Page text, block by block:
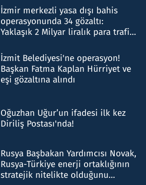
İzmir merkezli yasa dışı bahis
operasyonunda 34 gözaltı:
Yaklaşık 2 Milyar liralık para trafiği
İzmit Belediyesi'ne operasyon!
Başkan Fatma Kaplan Hürriyet ve
eşi gözaltına alındı
Oğuzhan Uğur’un ifadesi ilk kez
Diriliş Postası'nda!
Rusya Başbakan Yardımcısı Novak,
Rusya-Türkiye enerji ortaklığının
stratejik nitelikte olduğunu